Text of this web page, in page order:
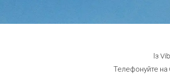
Із
Телефонуйте на